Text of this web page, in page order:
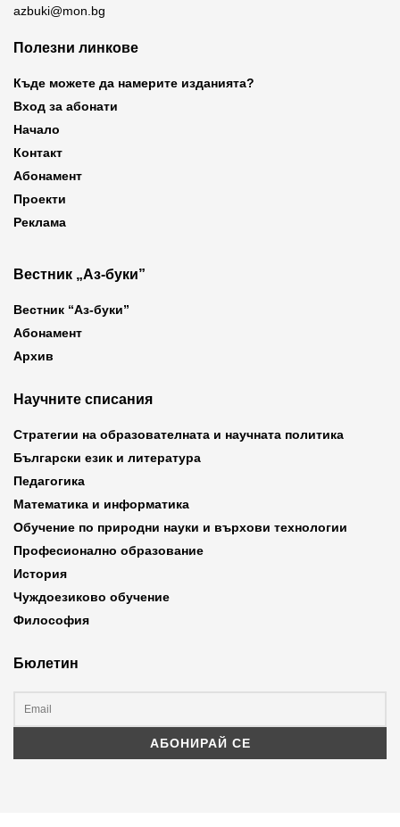
azbuki@mon.bg
Полезни линкове
Къде можете да намерите изданията?
Вход за абонати
Начало
Контакт
Абонамент
Проекти
Реклама
Вестник „Аз-буки”
Вестник “Аз-буки”
Абонамент
Архив
Научните списания
Стратегии на образователната и научната политика
Български език и литература
Педагогика
Математика и информатика
Обучение по природни науки и върхови технологии
Професионално образование
История
Чуждоезиково обучение
Философия
Бюлетин